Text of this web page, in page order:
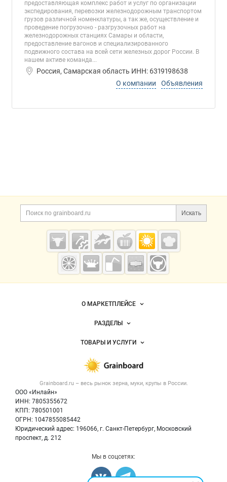
предоставляющая комплекс работ и услуг по организации
экспедирования, перевозки железнодорожным транспортом
грузов различной номенклатуры, а так же, осуществление и
проведение погрузочно - разгрузочных работ на
железнодорожных станциях Самары и области,
предоставление вагонов и специализированного
подвижного состава на всей сети железных дорог России. В
нашем активе команда...
Россия, Самарская область ИНН: 6319198638
О компании
Объявления
Дополнительная информация
Поиск по сайту и
Искать
Cсылки на полезные проекты
Grainboard.ru
— зерно и
мука
Важные разделы и контакты
Grainboard.ru – весь рынок зерна, муки, крупы в России.
ООО «Инлайн»
ИНН: 7805355672
КПП: 780501001
ОГРН: 1047855085442
Юридический адрес: 196066, г. Санкт-Петербург, Московский
проспект, д. 212
Навигация по сайтуО МАРКЕТПЛЕЙСЕ
Новости Grainboard.ru
Размещение рекламы
Публичная оферта
Контактная информация
Политика обработки персональных данных
РАЗДЕЛЫ
Объявления
Новости рынка
ТОВАРЫ И УСЛУГИ
Крупы
Мука
Мы в соцсетях: